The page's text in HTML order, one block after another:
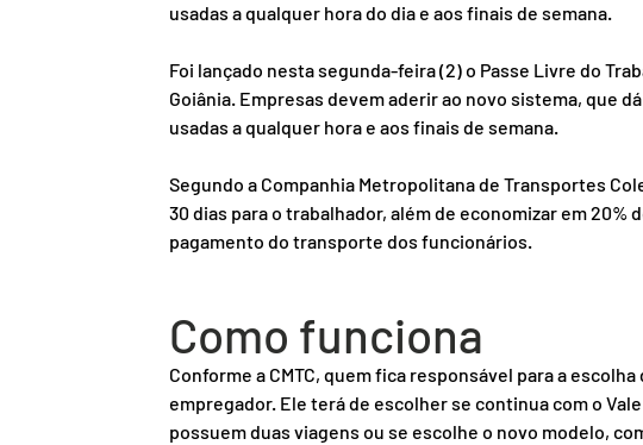
usadas a qualquer hora do dia e aos finais de semana.
Foi lançado nesta segunda-feira (2) o Passe Livre do
Goiânia. Empresas devem aderir ao novo sistema, que
usadas a qualquer hora e aos finais de semana.
Segundo a Companhia Metropolitana de Transportes
30 dias para o trabalhador, além de economizar em
pagamento do transporte dos funcionários.
Como funciona
Conforme a CMTC, quem fica responsável para a
empregador. Ele terá de escolher se continua com o
possuem duas viagens ou se escolhe o novo modelo,